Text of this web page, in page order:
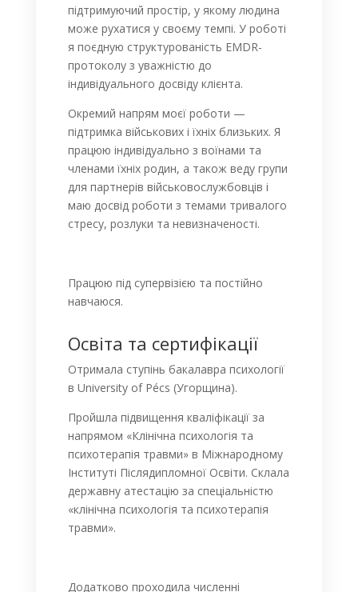
підтримуючий простір, у якому людина
може рухатися у своєму темпі. У роботі
я поєдную структурованість EMDR-
протоколу з уважністю до
індивідуального досвіду клієнта.
Окремий напрям моєї роботи —
підтримка військових і їхніх близьких. Я
працюю індивідуально з воїнами та
членами їхніх родин, а також веду групи
для партнерів військовослужбовців і
маю досвід роботи з темами тривалого
стресу, розлуки та невизначеності.
Працюю під супервізією та постійно
навчаюся.
Освіта та сертифікації
Отримала ступінь бакалавра психології
в University of Pécs (Угорщина).
Пройшла підвищення кваліфікації за
напрямом «Клінічна психологія та
психотерапія травми» в Міжнародному
Інституті Післядипломної Освіти. Склала
державну атестацію за спеціальністю
«клінічна психологія та психотерапія
травми».
Додатково проходила численні